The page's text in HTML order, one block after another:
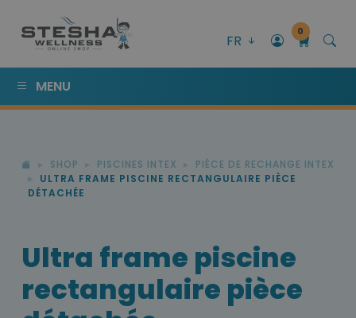
FR
0
MENU
SHOP PISCINES INTEX
PIÈCE DE RECHANGE INTEX
ULTRA FRAME PISCINE RECTANGULAIRE PIÈCE
DÉTACHÉE
Ultra frame piscine
rectangulaire pièce